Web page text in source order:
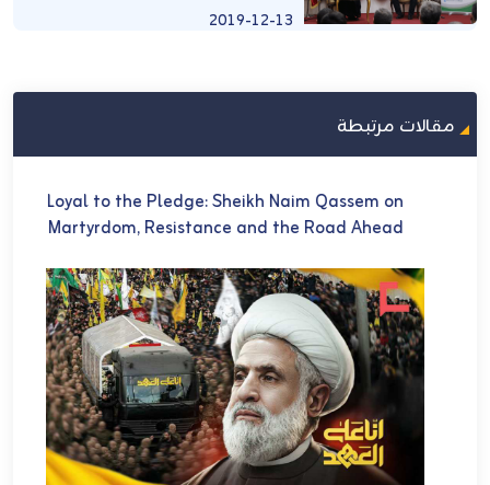
2019-12-13
مقالات مرتبطة
Loyal to the Pledge: Sheikh Naim Qassem on
Martyrdom, Resistance and the Road Ahead